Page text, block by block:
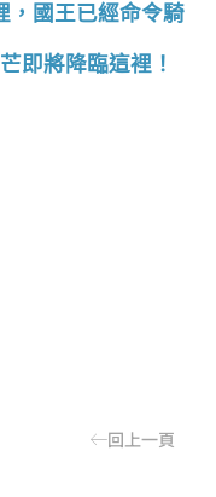
，國王已經命令騎
即將降臨這裡！
回上一頁